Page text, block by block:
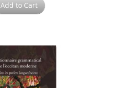
Add to Cart